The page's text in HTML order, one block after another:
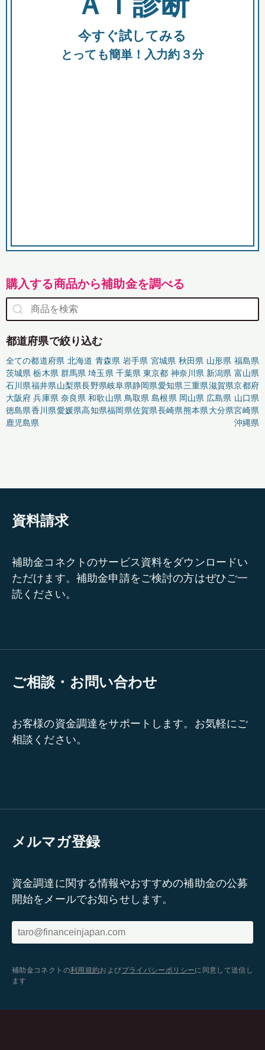
今すぐ試してみる
とっても簡単！入力約３分
購入する商品から補助金を調べる
都道府県で絞り込む
全ての都道府県 北海道 青森県 岩手県 宮城県 秋田県 山形県 福島県
茨城県 栃木県 群馬県 埼玉県 千葉県 東京都 神奈川県 新潟県 富山県
石川県福井県山梨県長野県岐阜県静岡県愛知県三重県滋賀県京都府
大阪府 兵庫県 奈良県 和歌山県 鳥取県 島根県 岡山県 広島県 山口県
徳島県香川県愛媛県高知県福岡県佐賀県長崎県熊本県大分県宮崎県
鹿児島県
沖縄県
資料請求
補助金コネクトのサービス資料をダウンロードい
ただけます。補助金申請をご検討の方はぜひご一
読ください。
ご相談・お問い合わせ
お客様の資金調達をサポートします。お気軽にご
相談ください。
メルマガ登録
資金調達に関する情報やおすすめの補助金の公募
開始をメールでお知らせします。
補助金コネクトの利用規約およびプライバシーポリシーに同意して送信し
ます